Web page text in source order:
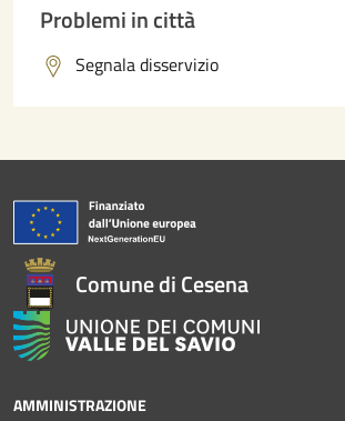
Problemi in città
Segnala disservizio
Comune di Cesena
AMMINISTRAZIONE